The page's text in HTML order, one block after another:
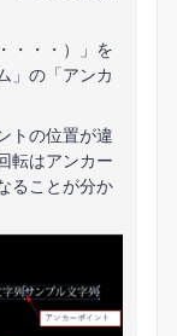
・・・）」を
」の「アンカ
トの位置が違
転はアンカー
ることが分か